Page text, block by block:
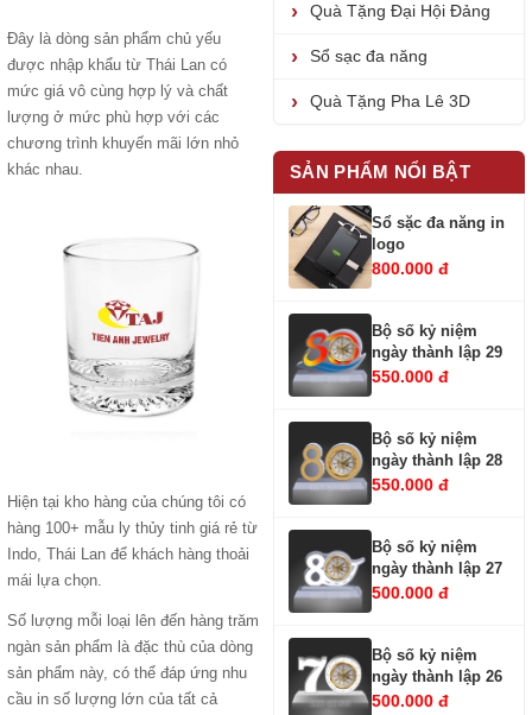
Đây là dòng sản phẩm chủ yếu
được nhập khẩu từ Thái Lan có
mức giá vô cùng hợp lý và chất
lượng ở mức phù hợp với các
chương trình khuyến mãi lớn nhỏ
khác nhau.
Hiện tại kho hàng của chúng tôi có
hàng 100+ mẫu ly thủy tinh giá rẻ từ
Indo, Thái Lan để khách hàng thoải
mái lựa chọn.
Số lượng mỗi loại lên đến hàng trăm
ngàn sản phẩm là đặc thù của dòng
sản phẩm này, có thể đáp ứng nhu
cầu in số lượng lớn của tất cả
Quà Tặng Đại Hội Đảng
Sổ sạc đa năng
Quà Tặng Pha Lê 3D
SẢN PHẨM NỔI BẬT
Sổ sặc đa năng in
logo
800.000 đ
Bộ số kỷ niệm
ngày thành lập 29
550.000 đ
Bộ số kỷ niệm
ngày thành lập 28
550.000 đ
Bộ số kỷ niệm
ngày thành lập 27
500.000 đ
Bộ số kỷ niệm
ngày thành lập 26
500.000 đ